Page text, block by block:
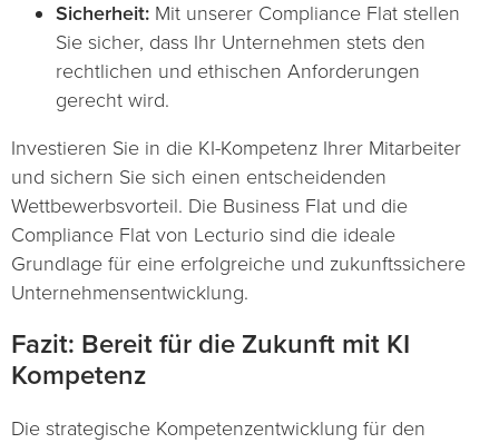
Sicherheit: Mit unserer Compliance Flat stellen
Sie sicher, dass Ihr Unternehmen stets den
rechtlichen und ethischen Anforderungen
gerecht wird.
Investieren Sie in die KI-Kompetenz Ihrer Mitarbeiter
und sichern Sie sich einen entscheidenden
Wettbewerbsvorteil. Die Business Flat und die
Compliance Flat von Lecturio sind die ideale
Grundlage für eine erfolgreiche und zukunftssichere
Unternehmensentwicklung.
Fazit: Bereit für die Zukunft mit KI
Kompetenz
Die strategische Kompetenzentwicklung für den